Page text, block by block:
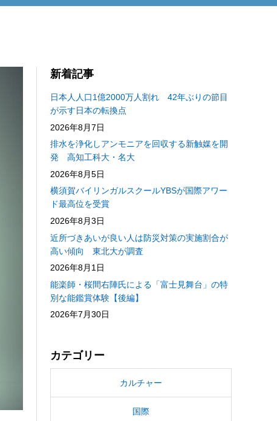
新着記事
日本人人口1億2000万人割れ 42年ぶりの節目
が示す日本の転換点
2026年8月7日
排水を浄化しアンモニアを回収する新触媒を開
発 高知工科大・名大
2026年8月5日
横須賀バイリンガルスクールYBSが国際アワー
ド最高位を受賞
2026年8月3日
近所づきあいが良い人は防災対策の実施割合が
高い傾向 東北大が調査
2026年8月1日
能楽師・桜間右陣氏による「富士見舞台」の特
別な能鑑賞体験【後編】
2026年7月30日
カテゴリー
カルチャー
国際